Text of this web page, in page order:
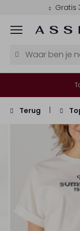
Gratis
Menu
Terug